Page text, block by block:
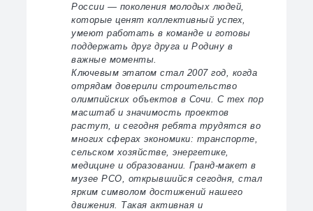
России — поколения молодых людей,
которые ценят коллективный успех,
умеют работать в команде и готовы
поддержать друг друга и Родину в
важные моменты.
Ключевым этапом стал 2007 год, когда
отрядам доверили строительство
олимпийских объектов в Сочи. С тех пор
масштаб и значимость проектов
растут, и сегодня ребята трудятся во
многих сферах экономики: транспорте,
сельском хозяйстве, энергетике,
медицине и образовании. Гранд-макет в
музее РСО, открывшийся сегодня, стал
ярким символом достижений нашего
движения. Такая активная и